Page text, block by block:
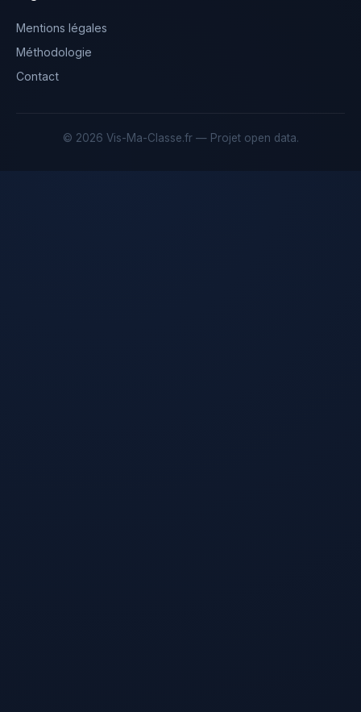
Mentions légales
Méthodologie
Contact
© 2026 Vis-Ma-Classe.fr — Projet open data.